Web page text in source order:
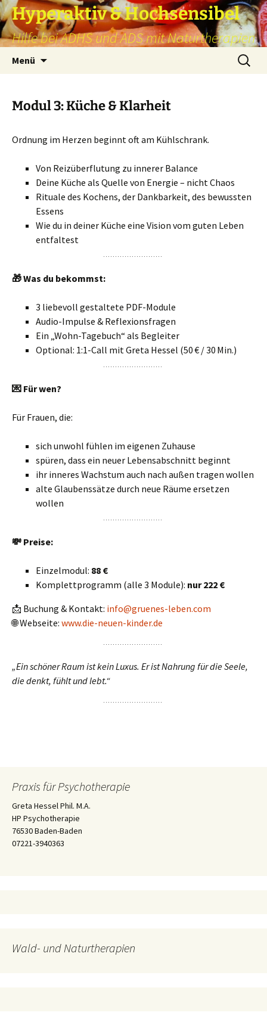
Hyperaktiv & Hochsensibel
Hilfe bei ADHS und ADS mit Naturtherapien
Menü
Suchen
nach:
Modul 3: Küche & Klarheit
Ordnung im Herzen beginnt oft am Kühlschrank.
Von Reizüberflutung zu innerer Balance
Deine Küche als Quelle von Energie – nicht Chaos
Rituale des Kochens, der Dankbarkeit, des bewussten
Essens
Wie du in deiner Küche eine Vision vom guten Leben
entfaltest
🎁Was du bekommst:
3 liebevoll gestaltete PDF-Module
Audio-Impulse & Reflexionsfragen
Ein „Wohn-Tagebuch“ als Begleiter
Optional: 1:1-Call mit Greta Hessel (50 € / 30 Min.)
💌 Für wen?
Für Frauen, die:
sich unwohl fühlen im eigenen Zuhause
spüren, dass ein neuer Lebensabschnitt beginnt
ihr inneres Wachstum auch nach außen tragen wollen
alte Glaubenssätze durch neue Räume ersetzen
wollen
💸 Preise:
Einzelmodul: 88 €
Komplettprogramm (alle 3 Module): nur 222 €
📩 Buchung & Kontakt: info@gruenes-leben.com
🌐 Webseite: www.die-neuen-kinder.de
„Ein schöner Raum ist kein Luxus. Er ist Nahrung für die Seele,
die denkt, fühlt und lebt.“
Praxis für Psychotherapie
Greta Hessel Phil. M.A.
HP Psychotherapie
76530 Baden-Baden
07221-3940363
Wald- und Naturtherapien